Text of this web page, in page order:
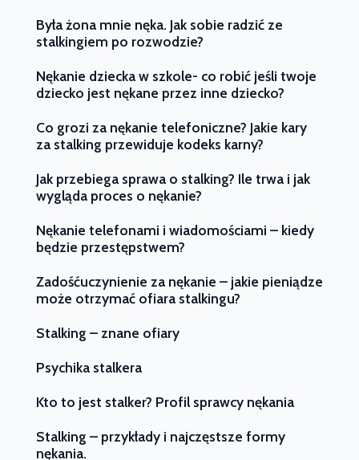
Była żona mnie nęka. Jak sobie radzić ze
stalkingiem po rozwodzie?
Nękanie dziecka w szkole- co robić jeśli twoje
dziecko jest nękane przez inne dziecko?
Co grozi za nękanie telefoniczne? Jakie kary
za stalking przewiduje kodeks karny?
Jak przebiega sprawa o stalking? Ile trwa i jak
wygląda proces o nękanie?
Nękanie telefonami i wiadomościami – kiedy
będzie przestępstwem?
Zadośćuczynienie za nękanie – jakie pieniądze
może otrzymać ofiara stalkingu?
Stalking – znane ofiary
Psychika stalkera
Kto to jest stalker? Profil sprawcy nękania
Stalking – przykłady i najczęstsze formy
nękania.